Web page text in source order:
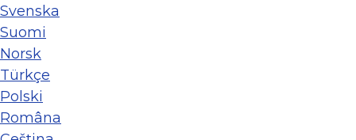
Svenska
Suomi
Norsk
Türkçe
Polski
Româna